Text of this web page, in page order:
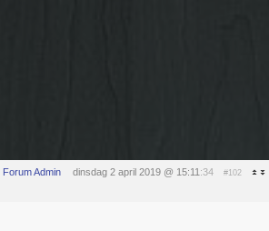
Forum Admin dinsdag 2 april 2019 @ 15:11 :34 #102